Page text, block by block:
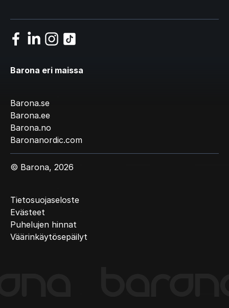
Barona eri maissa
Barona.se
Barona.ee
Barona.no
Baronanordic.com
© Barona, 2026
Tietosuojaseloste
Evästeet
Puhelujen hinnat
Väärinkäytösepäilyt